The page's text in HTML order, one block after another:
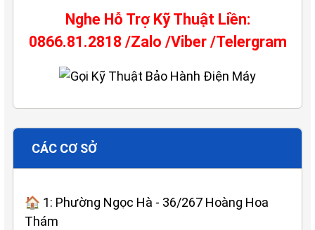
Nghe Hỗ Trợ Kỹ Thuật Liền:
0866.81.2818 /Zalo /Viber /Telergram
CÁC CƠ SỞ
🏠 1: Phường Ngọc Hà - 36/267 Hoàng Hoa
Thám